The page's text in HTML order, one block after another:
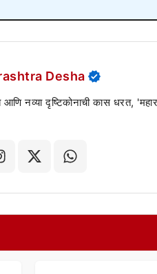
Desha
आणि नव्या दृष्टिकोनाची कास धरत,